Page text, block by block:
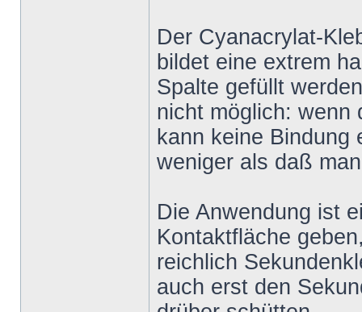
Der Cyanacrylat-
bildet eine extrem
Spalte gefüllt
nicht möglich: wenn
kann keine Bindung
weniger als daß
Die Anwendung ist
Kontaktfläche
reichlich
auch erst den